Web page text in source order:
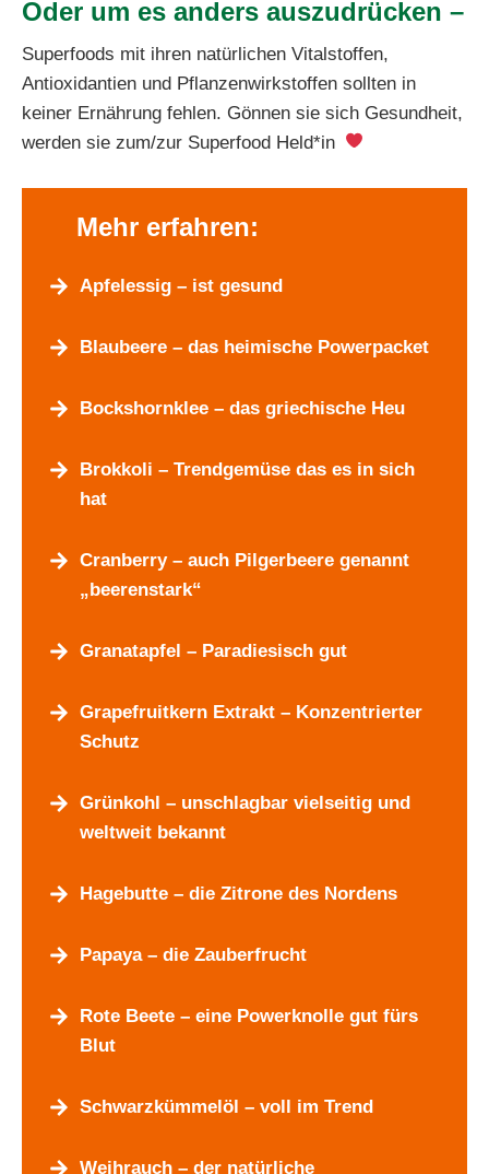
Oder um es anders auszudrücken –
Superfoods mit ihren natürlichen Vitalstoffen,
Antioxidantien und Pflanzenwirkstoffen sollten in
keiner Ernährung fehlen. Gönnen sie sich Gesundheit,
werden sie zum/zur Superfood Held*in
Mehr erfahren:
Apfelessig – ist gesund
Blaubeere – das heimische Powerpacket
Bockshornklee – das griechische Heu
Brokkoli – Trendgemüse das es in sich
hat
Cranberry – auch Pilgerbeere genannt
„beerenstark“
Granatapfel – Paradiesisch gut
Grapefruitkern Extrakt – Konzentrierter
Schutz
Grünkohl – unschlagbar vielseitig und
weltweit bekannt
Hagebutte – die Zitrone des Nordens
Papaya – die Zauberfrucht
Rote Beete – eine Powerknolle gut fürs
Blut
Schwarzkümmelöl – voll im Trend
Weihrauch – der natürliche